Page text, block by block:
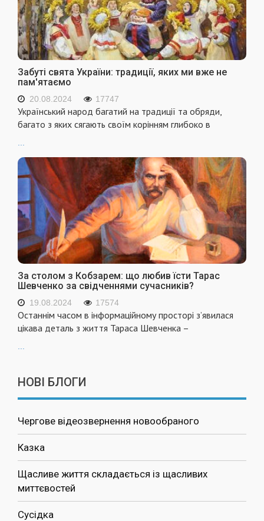
Забуті свята України: традиції, яких ми вже не
пам'ятаємо
20.08.2024 17747
Український народ багатий на традиції та обряди,
багато з яких сягають своїм корінням глибоко в
...
За столом з Кобзарем: що любив їсти Тарас
Шевченко за свідченнями сучасників?
19.08.2024 17574
Останнім часом в інформаційному просторі з’явилася
цікава деталь з життя Тараса Шевченка –
НОВІ БЛОГИ
Чергове відеозвернення новообраного
Казка
Щасливе життя складається із щасливих
миттєвостей
Сусідка